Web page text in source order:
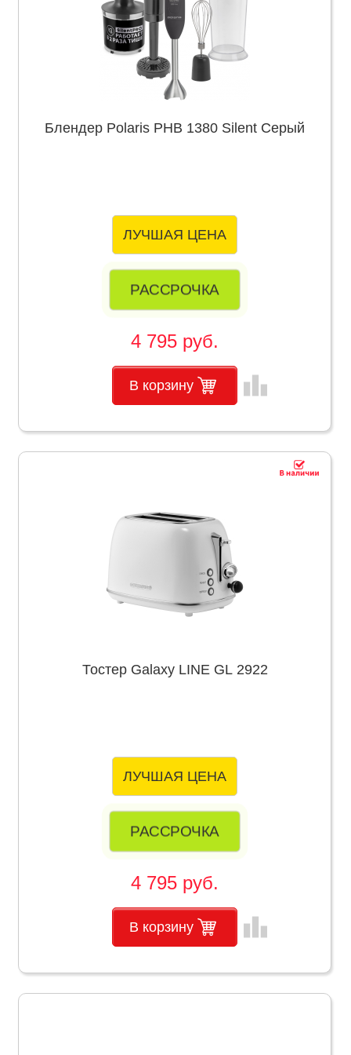
Блендер Polaris PHB 1380 Silent Серый
ЛУЧШАЯ ЦЕНА
РАССРОЧКА
4 795 руб.
В корзину leaderboard
Тостер Galaxy LINE GL 2922
ЛУЧШАЯ ЦЕНА
РАССРОЧКА
4 795 руб.
В корзину leaderboard